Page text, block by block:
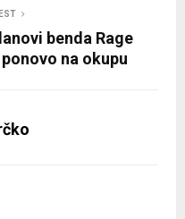
benda Rage
na okupu